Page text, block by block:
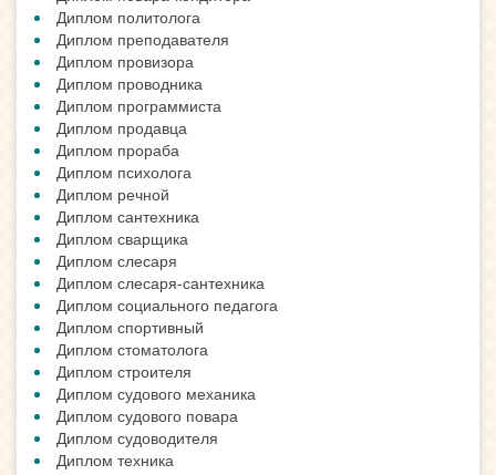
Диплом политолога
Диплом преподавателя
Диплом провизора
Диплом проводника
Диплом программиста
Диплом продавца
Диплом прораба
Диплом психолога
Диплом речной
Диплом сантехника
Диплом сварщика
Диплом слесаря
Диплом слесаря-сантехника
Диплом социального педагога
Диплом спортивный
Диплом стоматолога
Диплом строителя
Диплом судового механика
Диплом судового повара
Диплом судоводителя
Диплом техника